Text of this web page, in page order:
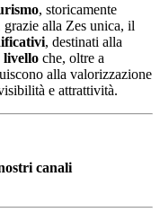
, storicamente
alla Zes unica, il
, destinati alla
livello che, oltre a
alla valorizzazione
e attrattività.
canali